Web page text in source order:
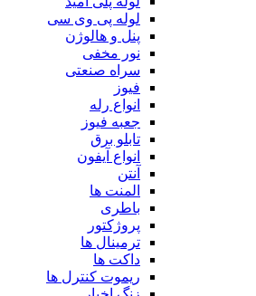
لوله پی وی سی
پنل و هالوژن
نور مخفی
سراه صنعتی
فیوز
انواع رله
جعبه فیوز
تابلو برق
انواع آیفون
آنتن
المنت ها
باطری
پروژکتور
ترمینال ها
داکت ها
ریموت کنترل ها